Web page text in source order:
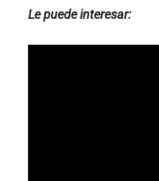
Le puede interesar: